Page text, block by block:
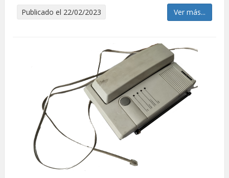
Publicado el 22/02/2023 Ver más...